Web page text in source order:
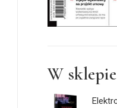
W sklepie